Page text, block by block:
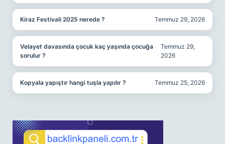
Kiraz Festivali 2025 nerede ? Temmuz 29, 2026
Velayet davasında çocuk kaç yaşında çocuğa
sorulur ?
Temmuz 29,
2026
Kopyala yapıştır hangi tuşla yapılır ? Temmuz 25, 2026